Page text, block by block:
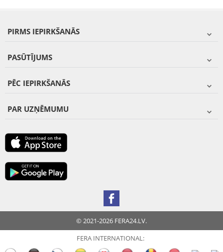
PIRMS IEPIRKŠANĀS
PASŪTĪJUMS
PĒC IEPIRKŠANĀS
PAR UZŅĒMUMU
© 2021-2026 FERA24.LV.
FERA INTERNATIONAL: